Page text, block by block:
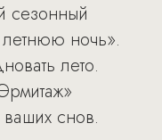
сезонный
ночь».
лето.
ваших снов.